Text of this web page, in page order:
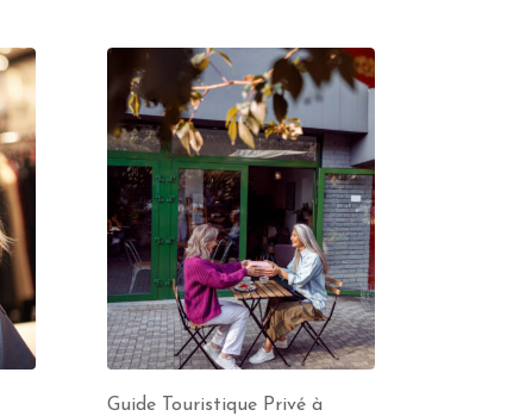
Guide Touristique Privé à